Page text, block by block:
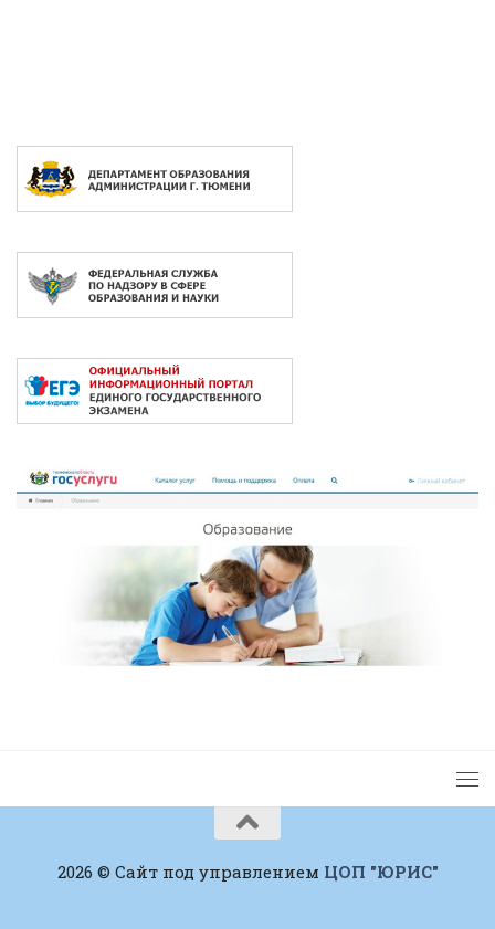
2026 © Сайт под управлением ЦОП "ЮРИС"